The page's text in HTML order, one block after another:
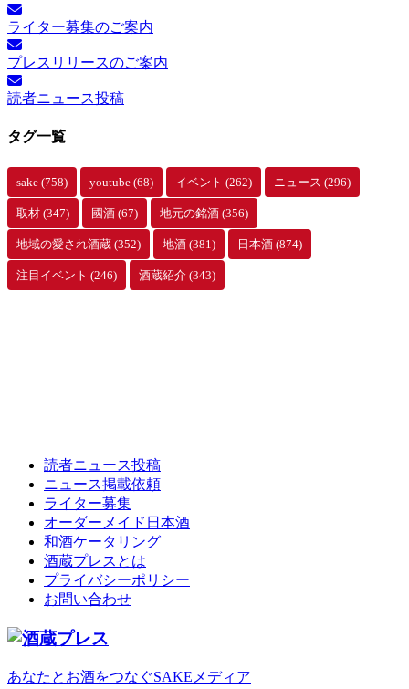
ライター募集のご案内
プレスリリースのご案内
読者ニュース投稿
タグ一覧
sake (758) youtube (68) イベント (262) ニュース (296)
取材 (347) 國酒 (67) 地元の銘酒 (356)
地域の愛され酒蔵 (352) 地酒 (381) 日本酒 (874)
注目イベント (246) 酒蔵紹介 (343)
読者ニュース投稿
ニュース掲載依頼
ライター募集
オーダーメイド日本酒
和酒ケータリング
酒蔵プレスとは
プライバシーポリシー
お問い合わせ
あなたとお酒をつなぐSAKEメディア